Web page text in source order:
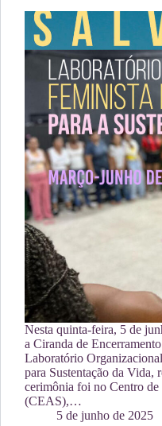
Nesta quinta-feira, 5 de
a Ciranda de
Laboratório
para Sustentação da Vida,
cerimônia foi no Centro de
(CEAS),…
5 de junho de 2025